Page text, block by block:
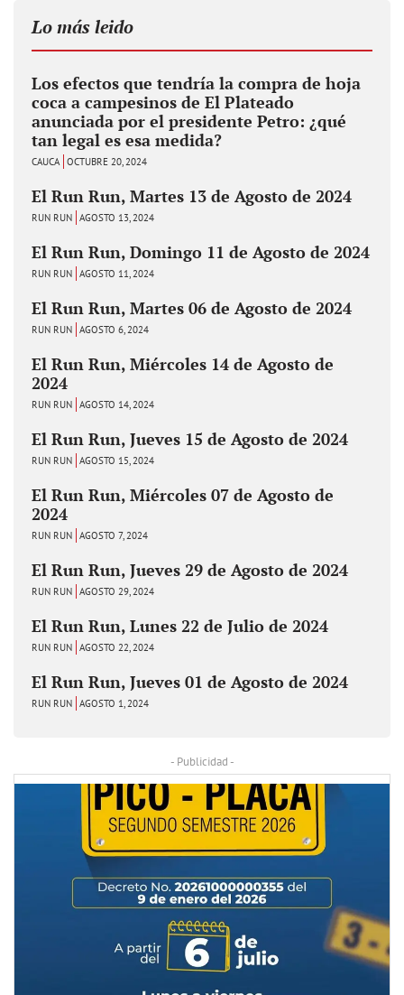
Lo más leido
Los efectos que tendría la compra de hoja
coca a campesinos de El Plateado
anunciada por el presidente Petro: ¿qué
tan legal es esa medida?
CAUCA OCTUBRE 20, 2024
El Run Run, Martes 13 de Agosto de 2024
RUN RUN AGOSTO 13, 2024
El Run Run, Domingo 11 de Agosto de 2024
RUN RUN AGOSTO 11, 2024
El Run Run, Martes 06 de Agosto de 2024
RUN RUN AGOSTO 6, 2024
El Run Run, Miércoles 14 de Agosto de
2024
RUN RUN AGOSTO 14, 2024
El Run Run, Jueves 15 de Agosto de 2024
RUN RUN AGOSTO 15, 2024
El Run Run, Miércoles 07 de Agosto de
2024
RUN RUN AGOSTO 7, 2024
El Run Run, Jueves 29 de Agosto de 2024
RUN RUN AGOSTO 29, 2024
El Run Run, Lunes 22 de Julio de 2024
RUN RUN AGOSTO 22, 2024
El Run Run, Jueves 01 de Agosto de 2024
RUN RUN AGOSTO 1, 2024
- Publicidad -